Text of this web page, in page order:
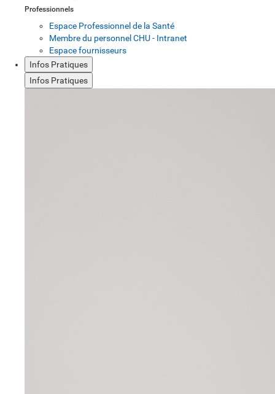
Professionnels
Espace Professionnel de la Santé
Membre du personnel CHU - Intranet
Espace fournisseurs
Infos Pratiques
Infos Pratiques